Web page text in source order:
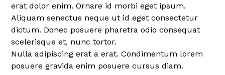
erat dolor enim. Ornare id morbi eget ipsum.
Aliquam senectus neque ut id eget consectetur
dictum. Donec posuere pharetra odio consequat
scelerisque et, nunc tortor.
Nulla adipiscing erat a erat. Condimentum lorem
posuere gravida enim posuere cursus diam.